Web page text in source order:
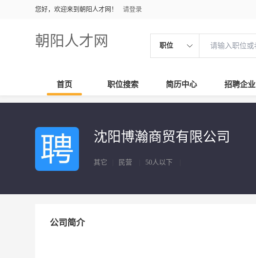
您好，欢迎来到朝阳人才网！ 请登录
朝阳人才网 职位
首页 职位搜索 简历中心 招聘企业
沈阳博瀚商贸有限公司
其它 民营 50人以下
公司简介